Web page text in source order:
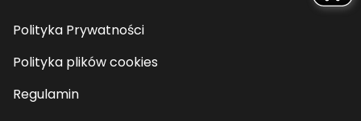
Polityka Prywatności
Polityka plików cookies
Regulamin